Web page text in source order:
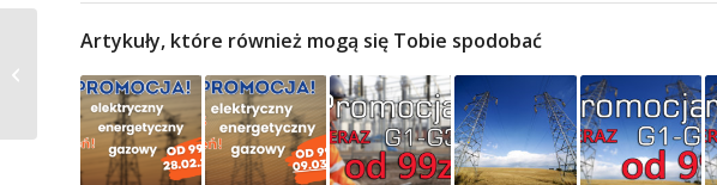
Artykuły, które również mogą się Tobie spodobać
01.10.2024 kurs na
dzień! Last Minute
PROMOCJA!